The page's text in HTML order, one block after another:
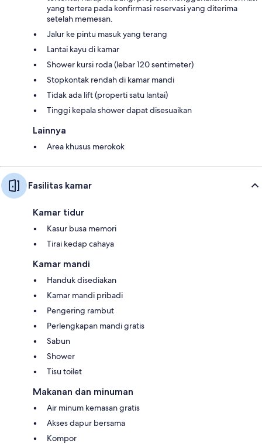
yang tertera pada konfirmasi reservasi yang diterima
setelah memesan.
Jalur ke pintu masuk yang terang
Lantai kayu di kamar
Shower kursi roda (lebar 120 sentimeter)
Stopkontak rendah di kamar mandi
Tidak ada lift (properti satu lantai)
Tinggi kepala shower dapat disesuaikan
Lainnya
Area khusus merokok
Fasilitas kamar
Kamar tidur
Kasur busa memori
Tirai kedap cahaya
Kamar mandi
Handuk disediakan
Kamar mandi pribadi
Pengering rambut
Perlengkapan mandi gratis
Sabun
Shower
Tisu toilet
Makanan dan minuman
Air minum kemasan gratis
Akses dapur bersama
Kompor